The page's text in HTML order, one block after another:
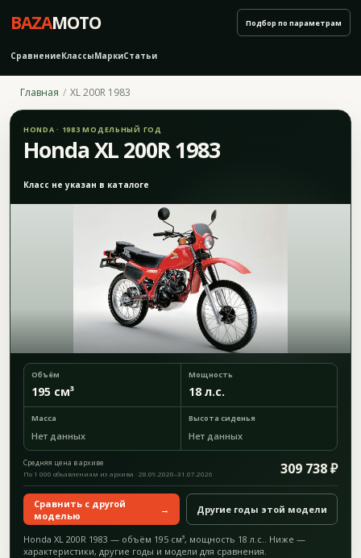
BAZAMOTO
СравнениеКлассыМаркиСтатьи
Подбор по параметрам
Главная XL 200R 1983
HONDA · 1983 МОДЕЛЬНЫЙ ГОД
Honda XL 200R 1983
Класс не указан в каталоге
Объём
195 см³
Мощность
18 л.с.
Масса
Нет данных
Высота сиденья
Нет данных
Средняя цена в архиве 309 738 ₽
По 1 000 объявлениям из архива · 28.09.2020–31.07.2026
Сравнить с другой
моделью
→ Другие годы этой модели
Honda XL 200R 1983 — объём 195 см³, мощность 18 л.с.. Ниже —
характеристики, другие годы и модели для сравнения.